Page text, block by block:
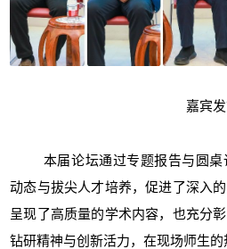
嘉宾
本届论坛通过专题报告与圆
动态与拔尖人才培养，促进了深入
呈现了高质量的学术内容，也充分
钻研精神与创新活力，在现场师生的